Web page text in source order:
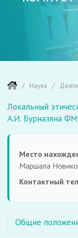
Наука
Локальный
А.И. Бурназяна
Место
Маршала
Контактный
Общие